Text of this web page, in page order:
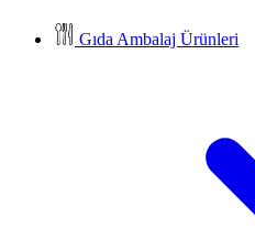
Gıda Ambalaj Ürünleri